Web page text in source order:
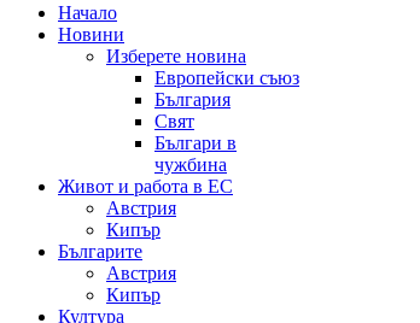
Начало
Новини
Изберете новина
Европейски съюз
България
Свят
Българи в
чужбина
Живот и работа в ЕС
Австрия
Кипър
Българите
Австрия
Кипър
Култура